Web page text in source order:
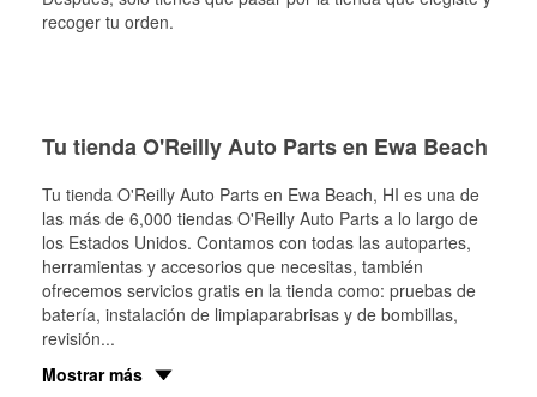
recoger tu orden.
Tu tienda O'Reilly Auto Parts en Ewa Beach
Tu tienda O'Reilly Auto Parts en Ewa Beach, HI es una de
las más de 6,000 tiendas O'Reilly Auto Parts a lo largo de
los Estados Unidos. Contamos con todas las autopartes,
herramientas y accesorios que necesitas, también
ofrecemos servicios gratis en la tienda como: pruebas de
batería, instalación de limpiaparabrisas y de bombillas,
revisión...
Mostrar más